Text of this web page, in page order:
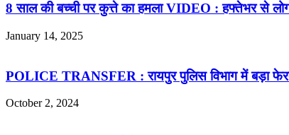
8 साल की बच्ची पर कुत्ते का हमला VIDEO : हफ्तेभर से
January 14, 2025
POLICE TRANSFER : रायपुर पुलिस विभाग में बड़ा
October 2, 2024